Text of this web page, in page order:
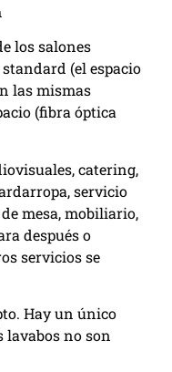
los salones
(el espacio
las mismas
(fibra óptica
catering,
servicio
mesa, mobiliario,
después o
servicios se
Hay un único
lavabos no son